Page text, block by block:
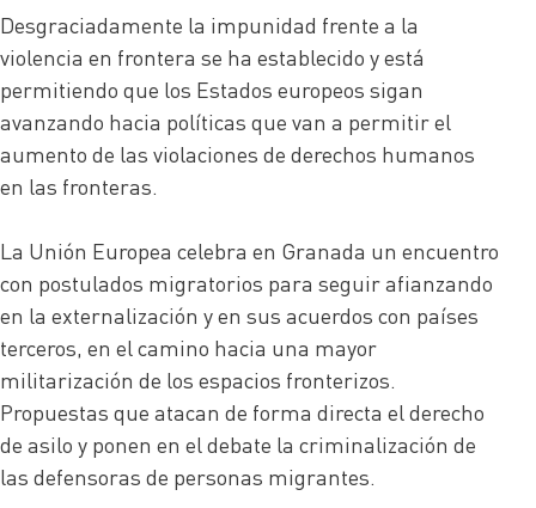
Desgraciadamente la impunidad frente a la
violencia en frontera se ha establecido y está
permitiendo que los Estados europeos sigan
avanzando hacia políticas que van a permitir el
aumento de las violaciones de derechos humanos
en las fronteras.
La Unión Europea celebra en Granada un encuentro
con postulados migratorios para seguir afianzando
en la externalización y en sus acuerdos con países
terceros, en el camino hacia una mayor
militarización de los espacios fronterizos.
Propuestas que atacan de forma directa el derecho
de asilo y ponen en el debate la criminalización de
las defensoras de personas migrantes.